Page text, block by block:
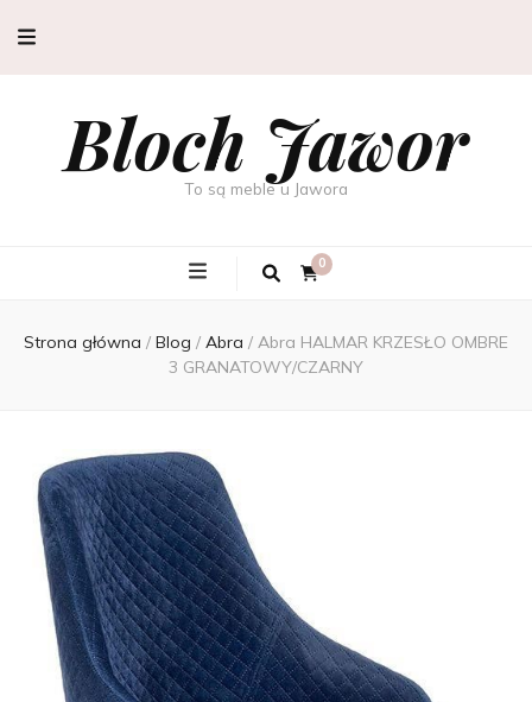
Bloch Jawor
To są meble u Jawora
0
Strona główna / Blog / Abra / Abra HALMAR KRZESŁO OMBRE
3 GRANATOWY/CZARNY